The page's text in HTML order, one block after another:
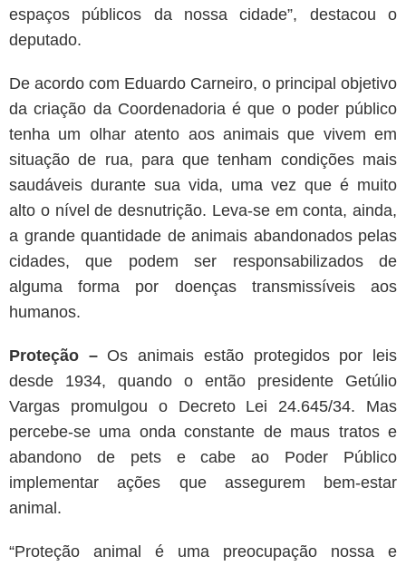
espaços públicos da nossa cidade”, destacou o
deputado.
De acordo com Eduardo Carneiro, o principal objetivo
da criação da Coordenadoria é que o poder público
tenha um olhar atento aos animais que vivem em
situação de rua, para que tenham condições mais
saudáveis durante sua vida, uma vez que é muito
alto o nível de desnutrição. Leva-se em conta, ainda,
a grande quantidade de animais abandonados pelas
cidades, que podem ser responsabilizados de
alguma forma por doenças transmissíveis aos
humanos.
Proteção –Os animais estão protegidos por leis
desde 1934, quando o então presidente Getúlio
Vargas promulgou o Decreto Lei 24.645/34. Mas
percebe-se uma onda constante de maus tratos e
abandono de pets e cabe ao Poder Público
implementar ações que assegurem bem-estar
animal.
“Proteção animal é uma preocupação nossa e